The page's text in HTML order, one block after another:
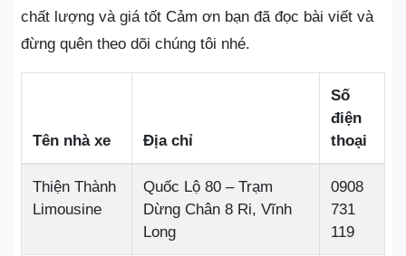
chất lượng và giá tốt Cảm ơn bạn đã đọc bài viết và
đừng quên theo dõi chúng tôi nhé.
Tên nhà xe Địa chỉ
Số
điện
thoại
Thiện Thành
Limousine
Quốc Lộ 80 – Trạm
Dừng Chân 8 Ri, Vĩnh
Long
0908
731
119